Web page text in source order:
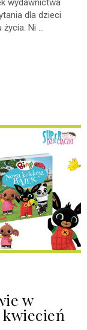
wydawnictwa
dla dzieci
Ni ...
w